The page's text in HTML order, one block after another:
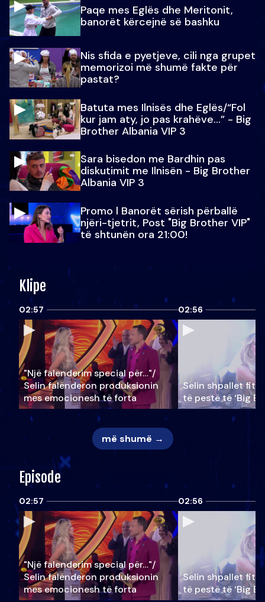
Paqe mes Eglës dhe Meritonit,
banorët kërcejnë së bashku
Nis sfida e pyetjeve, cili nga grupet
memorizoi më shumë fakte për
pastat?
Batuta mes Ilnisës dhe Eglës/“Fol
kur jam aty, jo pas krahëve…” - Big
Brother Albania VIP 3
Sara bisedon me Bardhin pas
diskutimit me Ilnisën - Big Brother
Albania VIP 3
Promo l Banorët sërish përballë
njëri-tjetrit, Post "Big Brother VIP"
të shtunën ora 21:00!
Klipe
02:57
"Një falenderim special për…"/
Selin falënderon produksionin
mes emocionesh të forta
02:56
Selin shpallet
të pestë të ‘Big
më shumë →
Episode
02:57
"Një falenderim special për…"/
Selin falënderon produksionin
mes emocionesh të forta
02:56
Selin shpallet
të pestë të ‘Big